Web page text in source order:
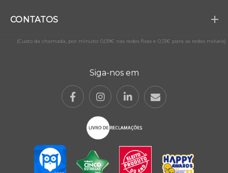
CONTATOS
(Custo da chamada, por minuto: 0,09€ nas redes fixas e 0,13€ para as redes móveis)
Siga-nos em